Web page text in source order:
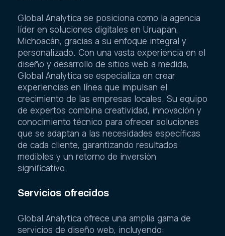
Global Analytica se posiciona como la agencia
líder en soluciones digitales en Uruapan,
Michoacán, gracias a su enfoque integral y
personalizado. Con una vasta experiencia en el
diseño y desarrollo de sitios web a medida,
Global Analytica se especializa en crear
experiencias en línea que impulsan el
crecimiento de las empresas locales. Su equipo
de expertos combina creatividad, innovación y
conocimiento técnico para ofrecer soluciones
que se adaptan a las necesidades específicas
de cada cliente, garantizando resultados
medibles y un retorno de inversión
significativo.
Servicios ofrecidos
Global Analytica ofrece una amplia gama de
servicios de diseño web, incluyendo: